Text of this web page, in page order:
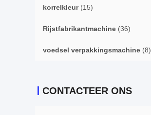
korrelkleur(15)
Rijstfabrikantmachine (36)
voedsel verpakkingsmachine (8)
CONTACTEER ONS